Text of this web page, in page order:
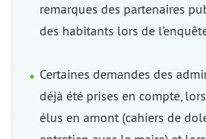
remarques des partenaires
des habitants lors de
Certaines demandes des
déjà été prises en compte,
élus en amont (cahiers de